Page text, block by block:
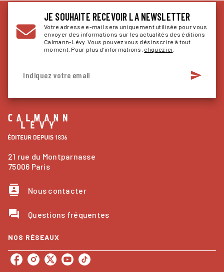
JE SOUHAITE RECEVOIR LA NEWSLETTER
Votre adresse e-mail sera uniquement utilisée pour vous
envoyer des informations sur les actualités des éditions
Calmann-Lévy. Vous pouvez vous désinscrire à tout
moment. Pour plus d’informations, cliquez ici
Indiquez votre email send
21 rue du Montparnasse
75006 Paris
contacts Nous contacter
question_answer Questions fréquentes
NOS RÉSEAUX